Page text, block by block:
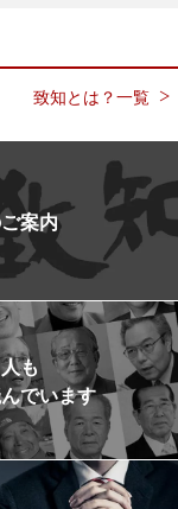
致知とは？一覧
案内
も
でいます